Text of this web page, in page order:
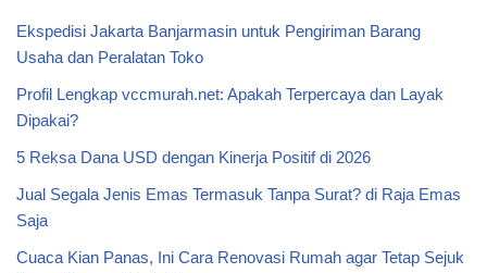
Ekspedisi Jakarta Banjarmasin untuk Pengiriman Barang
Usaha dan Peralatan Toko
Profil Lengkap vccmurah.net: Apakah Terpercaya dan Layak
Dipakai?
5 Reksa Dana USD dengan Kinerja Positif di 2026
Jual Segala Jenis Emas Termasuk Tanpa Surat? di Raja Emas
Saja
Cuaca Kian Panas, Ini Cara Renovasi Rumah agar Tetap Sejuk